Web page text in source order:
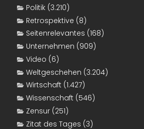
Politik (3.210)
Retrospektive (8)
Seitenrelevantes (168)
Unternehmen (909)
Video (6)
Weltgeschehen (3.204)
Wirtschaft (1.427)
Wissenschaft (546)
Zensur (251)
Zitat des Tages (3)